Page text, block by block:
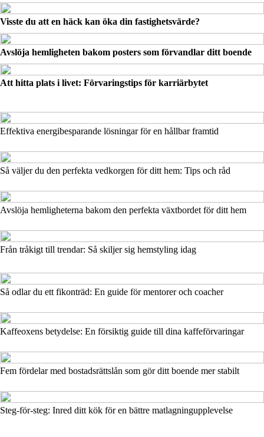
Visste du att en häck kan öka din fastighetsvärde?
Avslöja hemligheten bakom posters som förvandlar ditt boende
Att hitta plats i livet: Förvaringstips för karriärbytet
Effektiva energibesparande lösningar för en hållbar framtid
Så väljer du den perfekta vedkorgen för ditt hem: Tips och råd
Avslöja hemligheterna bakom den perfekta växtbordet för ditt hem
Från tråkigt till trendar: Så skiljer sig hemstyling idag
Så odlar du ett fikonträd: En guide för mentorer och coacher
Kaffeoxens betydelse: En försiktig guide till dina kaffeförvaringar
Fem fördelar med bostadsrättslån som gör ditt boende mer stabilt
Steg-för-steg: Inred ditt kök för en bättre matlagningupplevelse